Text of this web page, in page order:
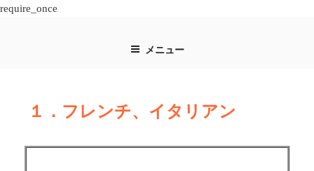
require_once
メニュー
１．フレンチ、イタリアン